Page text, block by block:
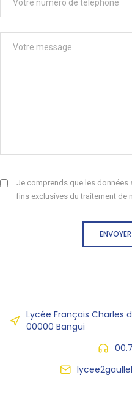
Je comprends que les données
fins exclusives du traitement de
Lycée Français Charles
00000 Bangui